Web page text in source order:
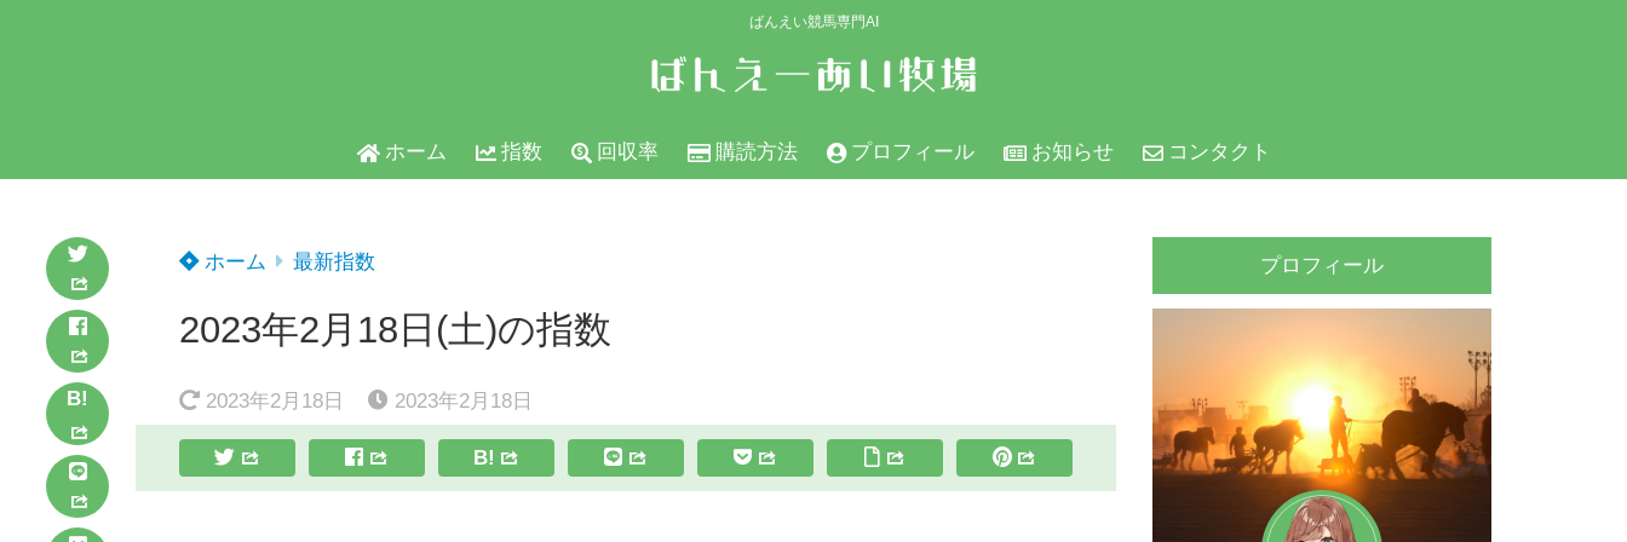
ばんえい競馬専門AI
ホーム 指数 回収率 購読方法 プロフィール お知らせ コンタクト
B!
ホーム 最新指数
2023年2月18日(土)の指数
2023年2月18日 2023年2月18日
B!
プロフィール